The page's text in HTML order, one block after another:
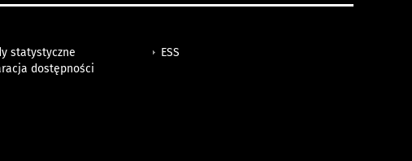
statystyczne
dostępności
ESS